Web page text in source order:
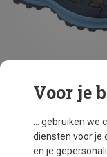
Je bespaart tot 23%
Voor je
... gebruiken
diensten voor je
en je